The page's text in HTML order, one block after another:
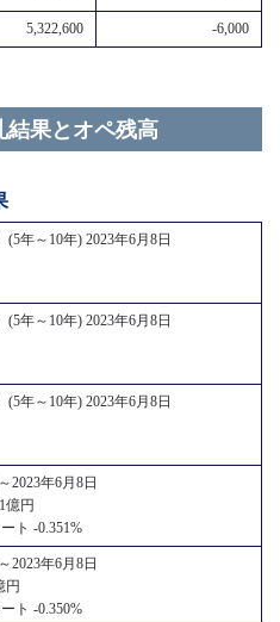
5,322,600 -6,000
結果とオペ残高
年～10年) 2023年6月8日
年～10年) 2023年6月8日
年～10年) 2023年6月8日
2023年6月8日
億円
ト -0.351%
2023年6月8日
円
ト -0.350%